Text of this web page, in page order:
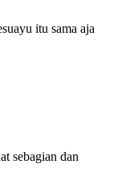
itu sama aja
sebagian dan